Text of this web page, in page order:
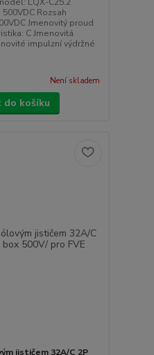
Rozsah
Jmenovitý proud
C Jmenovitá
impulzní výdržné
Není skladem
do košíku
jističem 32A/C 2P